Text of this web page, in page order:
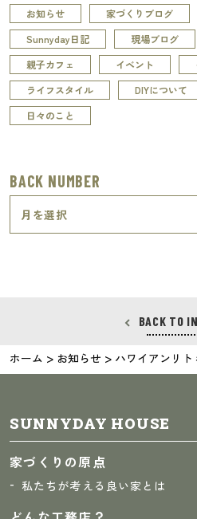
お知らせ 家づくりブログ
Sunnyday日記
現場ブログ
親子カフェ
イベント
ライフスタイル
DIYについて
日々のこと
BACK NUMBER
BACK TO
ホーム > お知らせ > ハワイアンリ
SUNNYDAY HOUSE
家づくりの原点
私たちが考える良い家とは